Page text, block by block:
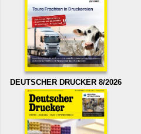
DEUTSCHER DRUCKER 8/2026